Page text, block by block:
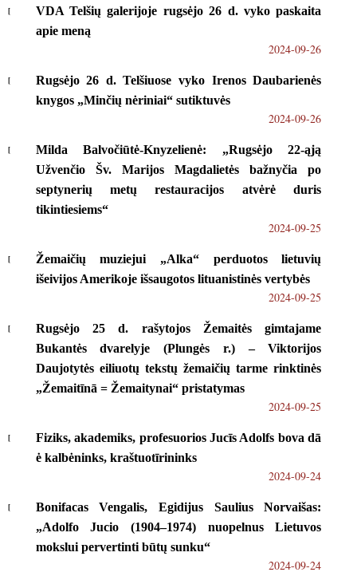
VDA Telšių galerijoje rugsėjo 26 d. vyko paskaita
apie meną
2024-09-26
Rugsėjo 26 d. Telšiuose vyko Irenos Daubarienės
knygos „Minčių nėriniai“ sutiktuvės
2024-09-26
Milda Balvočiūtė-Knyzelienė: „Rugsėjo 22-ąją
Užvenčio Šv. Marijos Magdalietės bažnyčia po
septynerių metų restauracijos atvėrė duris
tikintiesiems“
2024-09-25
Žemaičių muziejui „Alka“ perduotos lietuvių
išeivijos Amerikoje išsaugotos lituanistinės vertybės
2024-09-25
Rugsėjo 25 d. rašytojos Žemaitės gimtajame
Bukantės dvarelyje (Plungės r.) – Viktorijos
Daujotytės eiliuotų tekstų žemaičių tarme rinktinės
„Žemaitīnā = Žemaitynai“ pristatymas
2024-09-25
Fiziks, akademiks, profesuorios Jucīs Adolfs bova dā
ė kalbėninks, kraštuotīrininks
2024-09-24
Bonifacas Vengalis, Egidijus Saulius Norvaišas:
„Adolfo Jucio (1904–1974) nuopelnus Lietuvos
mokslui pervertinti būtų sunku“
2024-09-24